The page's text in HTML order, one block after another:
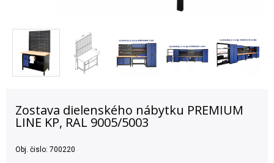
Zostava dielenského nábytku PREMIUM
LINE KP, RAL 9005/5003
Obj. čislo: 700220